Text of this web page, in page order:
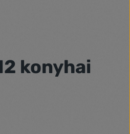
konyhai